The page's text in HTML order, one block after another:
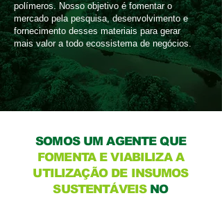
polímeros. Nosso objetivo é fomentar o
mercado pela pesquisa, desenvolvimento e
fornecimento desses materiais para gerar
mais valor a todo ecossistema de negócios.
SOMOS UM AGENTE QUE
FOMENTA E VIABILIZA A
UTILIZAÇÃO DE INSUMOS
SUSTENTÁVEIS NO